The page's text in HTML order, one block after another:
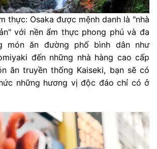
thực: Osaka được mệnh danh là "nhà
với nền ẩm thực phong phú và đa
món ăn đường phố bình dân như
đến những nhà hàng cao cấp
ăn truyền thống Kaiseki, bạn sẽ có
những hương vị độc đáo chỉ có ở